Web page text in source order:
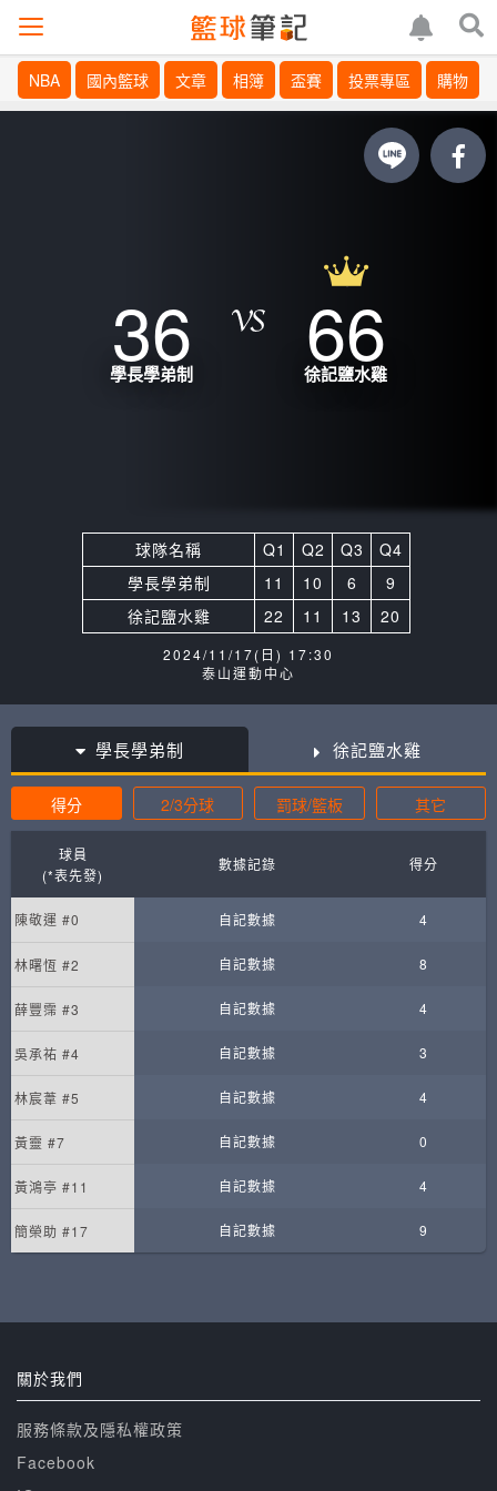
NBA 國內籃球 文章 相簿 盃賽 投票專區 購物
36
學長學弟制 66
徐記鹽水雞
球隊名稱 Q1 Q2 Q3
Q4
學長學弟制
11 10 6
9
徐記鹽水雞
22 11 13 20
2024/11/17(日) 17:30
泰山運動中心
學長學弟制 徐記鹽水雞
得分 2/3分球 罰球/籃板 其它
球員
(*表先發)
數據記錄 得分
陳敬運 #0 自記數據 4
林曙恆 #2 自記數據 8
薛豐霈 #3 自記數據 4
吳承祐 #4 自記數據 3
林宸葦 #5 自記數據 4
黃靈 #7 自記數據 0
黃鴻亭 #11 自記數據 4
簡榮助 #17 自記數據 9
關於我們
服務條款及隱私權政策
Facebook